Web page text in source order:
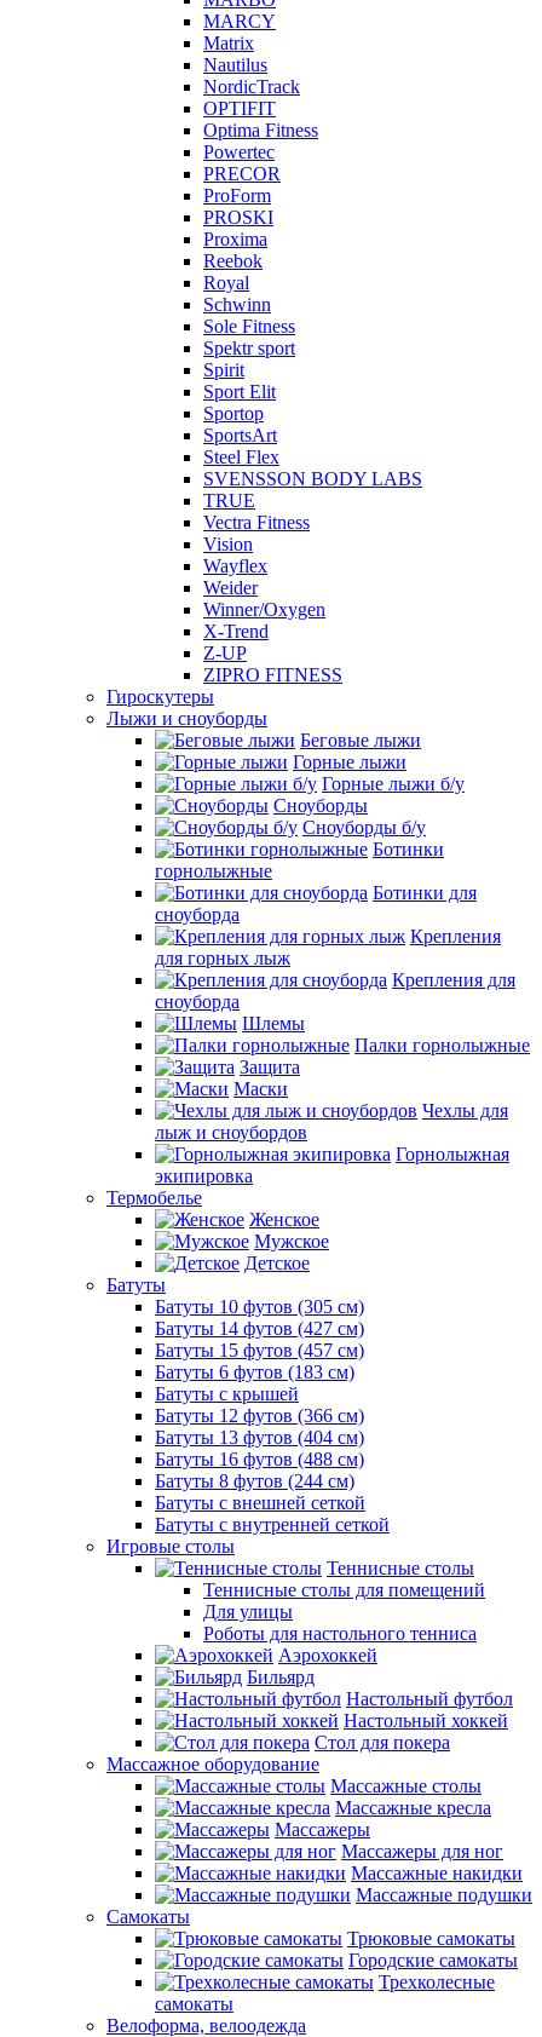
MARCY
Matrix
Nautilus
NordicTrack
OPTIFIT
Optima Fitness
Powertec
PRECOR
ProForm
PROSKI
Proxima
Reebok
Royal
Schwinn
Sole Fitness
Spektr sport
Spirit
Sport Elit
Sportop
SportsArt
Steel Flex
SVENSSON BODY LABS
TRUE
Vectra Fitness
Vision
Wayflex
Weider
Winner/Oxygen
X-Trend
Z-UP
ZIPRO FITNESS
Гироскутеры
Лыжи и сноуборды
Беговые лыжи
Горные лыжи
Горные лыжи б/у
Сноуборды
Сноуборды б/у
Ботинки
горнолыжные
Ботинки для
сноуборда
Крепления
для горных лыж
Крепления для
сноуборда
Шлемы
Палки горнолыжные
Защита
Маски
Чехлы для
лыж и сноубордов
Горнолыжная
экипировка
Термобелье
Женское
Мужское
Детское
Батуты
Батуты 10 футов (305 см)
Батуты 14 футов (427 см)
Батуты 15 футов (457 см)
Батуты 6 футов (183 см)
Батуты с крышей
Батуты 12 футов (366 см)
Батуты 13 футов (404 см)
Батуты 16 футов (488 см)
Батуты 8 футов (244 см)
Батуты с внешней сеткой
Батуты с внутренней сеткой
Игровые столы
Теннисные столы
Теннисные столы для помещений
Для улицы
Роботы для настольного тенниса
Аэрохоккей
Бильярд
Настольный футбол
Настольный хоккей
Стол для покера
Массажное оборудование
Массажные столы
Массажные кресла
Массажеры
Массажеры для ног
Массажные накидки
Массажные подушки
Самокаты
Трюковые самокаты
Городские самокаты
Трехколесные
самокаты
Велоформа, велоодежда